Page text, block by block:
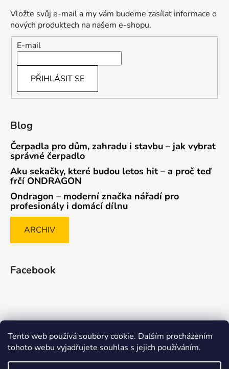
Tento web používá soubory cookie. Dalším procházením
tohoto webu vyjadřujete souhlas s jejich používáním.
Vložte svůj e-mail a my vám budeme zasílat informace o
nových produktech na našem e-shopu.
E-mail
PŘIHLÁSIT SE
Blog
Čerpadla pro dům, zahradu i stavbu – jak vybrat
správné čerpadlo
Aku sekačky, které budou letos hit – a proč teď
frčí ONDRAGON
Ondragon – moderní značka nářadí pro
profesionály i domácí dílnu
ARCHIV
Facebook
Způsob ověřování recenzí